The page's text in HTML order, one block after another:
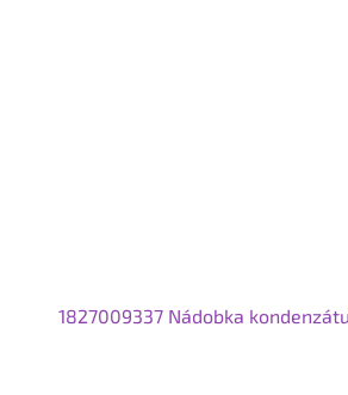
1827009337 Nádobka kondenzátu